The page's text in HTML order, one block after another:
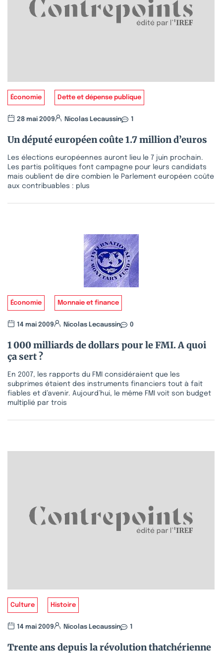
Économie Dette et dépense publique
28 mai 2009 Nicolas Lecaussin 1
Un député européen coûte 1.7 million d’euros
Les élections européennes auront lieu le 7 juin prochain.
Les partis politiques font campagne pour leurs candidats
mais oublient de dire combien le Parlement européen coûte
aux contribuables : plus
Économie Monnaie et finance
14 mai 2009 Nicolas Lecaussin 0
1 000 milliards de dollars pour le FMI. A quoi
ça sert ?
En 2007, les rapports du FMI considéraient que les
subprimes étaient des instruments financiers tout à fait
fiables et d’avenir. Aujourd’hui, le même FMI voit son budget
multiplié par trois
Culture Histoire
14 mai 2009 Nicolas Lecaussin 1
Trente ans depuis la révolution thatchérienne